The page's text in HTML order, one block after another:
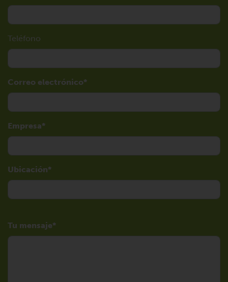
Teléfono
Correo electrónico
Empresa
Ubicación
Tu mensaje